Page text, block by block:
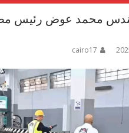
محمد عوض رئيس
cairo17